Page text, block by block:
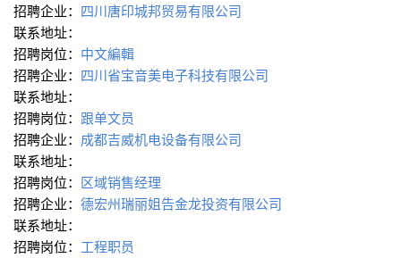
招聘企业： 四川唐印城邦贸易有限公司
联系地址：
招聘岗位： 中文編輯
招聘企业： 四川省宝音美电子科技有限公司
联系地址：
招聘岗位： 跟单文员
招聘企业： 成都吉威机电设备有限公司
联系地址：
招聘岗位： 区域销售经理
招聘企业： 德宏州瑞丽姐告金龙投资有限公司
联系地址：
招聘岗位： 工程职员